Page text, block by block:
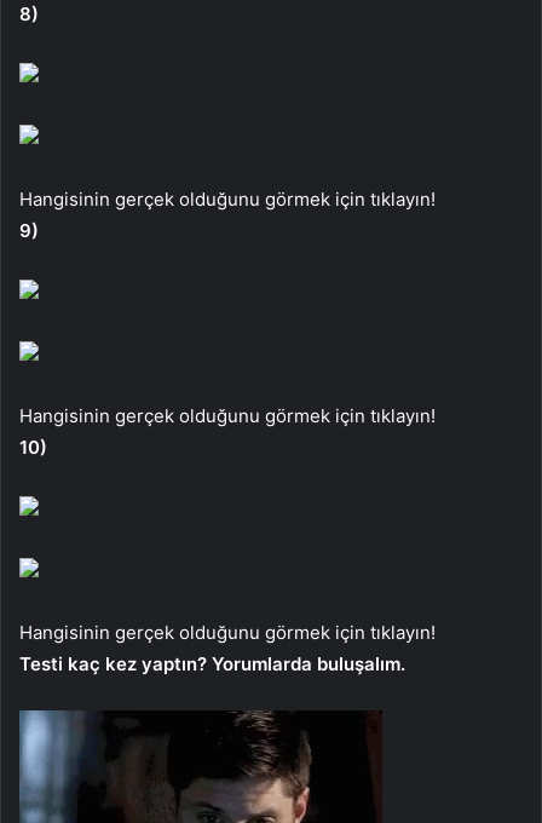
8)
Hangisinin gerçek olduğunu görmek için tıklayın!
9)
Hangisinin gerçek olduğunu görmek için tıklayın!
10)
Hangisinin gerçek olduğunu görmek için tıklayın!
Testi kaç kez yaptın? Yorumlarda buluşalım.